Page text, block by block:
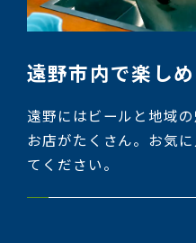
遠野市内で楽し
遠野にはビールと地域
お店がたくさん。お気
てください。